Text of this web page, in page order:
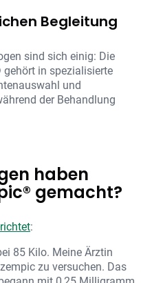
Begleitung
sind sich einig: Die
in spezialisierte
und
der Behandlung
haben
gemacht?
:
85 Kilo. Meine Ärztin
zu versuchen. Das